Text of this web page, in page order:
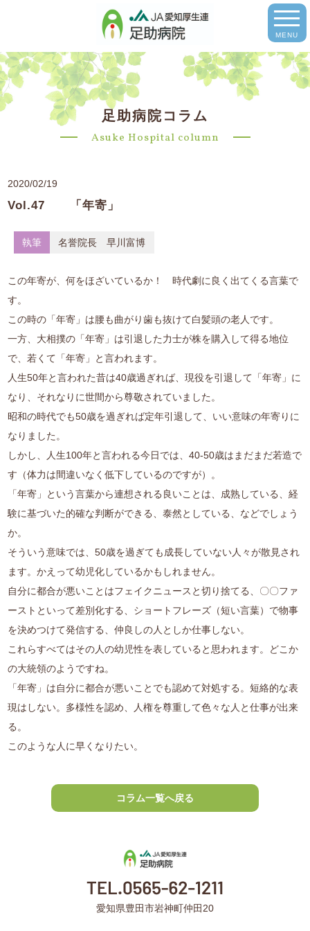
MENU
足助病院コラム
Asuke Hospital column
2020/02/19
Vol.47 「年寄」
執筆 名誉院長 早川富博
この年寄が、何をほざいているか！ 時代劇に良く出てくる言葉で
す。
この時の「年寄」は腰も曲がり歯も抜けて白髪頭の老人です。
一方、大相撲の「年寄」は引退した力士が株を購入して得る地位
で、若くて「年寄」と言われます。
人生50年と言われた昔は40歳過ぎれば、現役を引退して「年寄」に
なり、それなりに世間から尊敬されていました。
昭和の時代でも50歳を過ぎれば定年引退して、いい意味の年寄りに
なりました。
しかし、人生100年と言われる今日では、40-50歳はまだまだ若造で
す（体力は間違いなく低下しているのですが）。
「年寄」という言葉から連想される良いことは、成熟している、経
験に基づいた的確な判断ができる、泰然としている、などでしょう
か。
そういう意味では、50歳を過ぎても成長していない人々が散見され
ます。かえって幼児化しているかもしれません。
自分に都合が悪いことはフェイクニュースと切り捨てる、〇〇ファ
ーストといって差別化する、ショートフレーズ（短い言葉）で物事
を決めつけて発信する、仲良しの人としか仕事しない。
これらすべてはその人の幼児性を表していると思われます。どこか
の大統領のようですね。
「年寄」は自分に都合が悪いことでも認めて対処する。短絡的な表
現はしない。多様性を認め、人権を尊重して色々な人と仕事が出来
る。
このような人に早くなりたい。
コラム一覧へ戻る
愛知県豊田市岩神町仲田20